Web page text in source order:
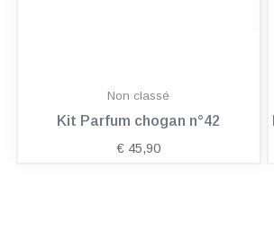
Non classé
Kit Parfum chogan n°42
€ 45,90